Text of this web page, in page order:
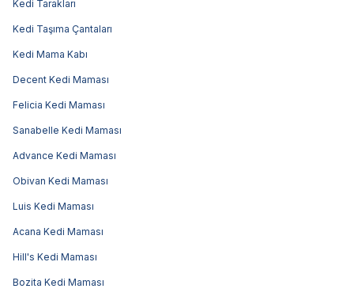
Kedi Tarakları
Kedi Taşıma Çantaları
Kedi Mama Kabı
Decent Kedi Maması
Felicia Kedi Maması
Sanabelle Kedi Maması
Advance Kedi Maması
Obivan Kedi Maması
Luis Kedi Maması
Acana Kedi Maması
Hill's Kedi Maması
Bozita Kedi Maması